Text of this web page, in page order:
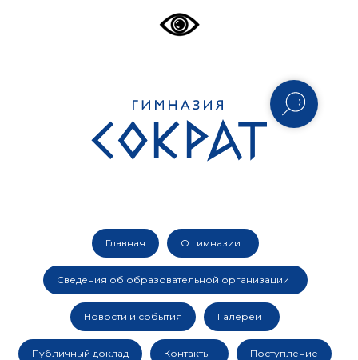
Главная О гимназии
Сведения об образовательной организации
Новости и события Галереи
Публичный доклад Контакты Поступление